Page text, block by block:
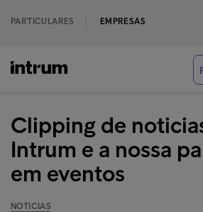
PARTICULARES EMPRESAS
Clipping de
Intrum e a nossa
em eventos
NOTICIAS